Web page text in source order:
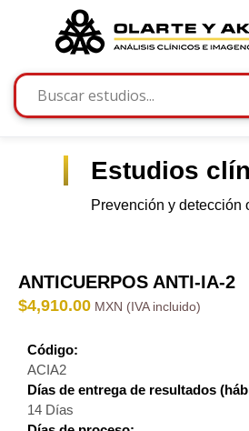
Estudios
Prevención y detección
ANTICUERPOS ANTI-IA-2
$4,910.00
Código:
ACIA2
Días de entrega de resultados
14 Días